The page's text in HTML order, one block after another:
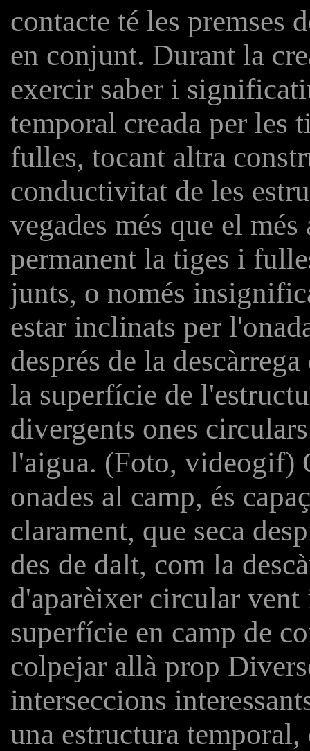
contacte té les premses
en conjunt. Durant la
exercir saber i
temporal creada per les
fulles, tocant altra
conductivitat de les
vegades més que el
permanent la tiges i
junts, o només
estar inclinats per
després de la
la superfície de
divergents ones
l'aigua. (Foto, videogif)
onades al camp, és
clarament, que seca
des de dalt, com la
d'aparèixer circular vent
superfície en camp de
colpejar allà prop
interseccions
una estructura